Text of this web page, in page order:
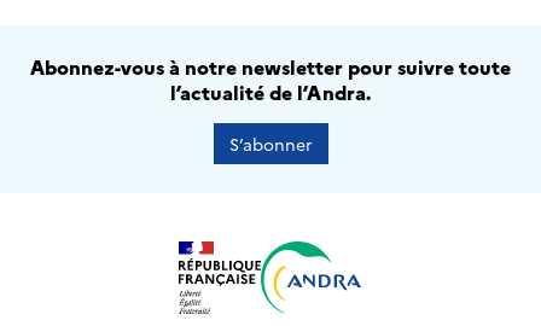
Abonnez-vous à notre newsletter pour suivre toute
l’actualité de l’Andra.
S’abonner